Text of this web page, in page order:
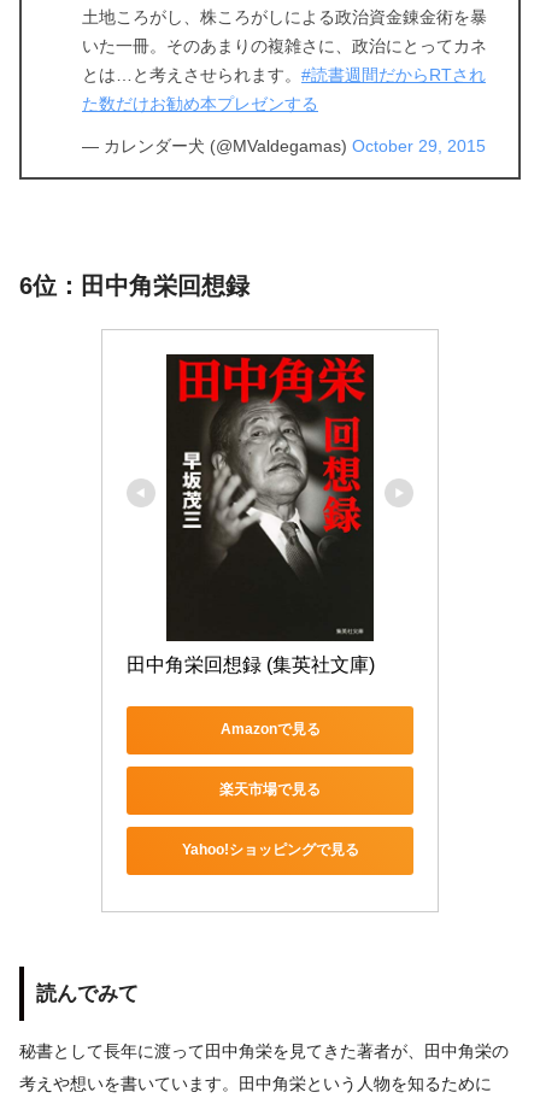
土地ころがし、株ころがしによる政治資金錬金術を暴
いた一冊。そのあまりの複雑さに、政治にとってカネ
とは…と考えさせられます。 #読書週間だからRTされ
た数だけお勧め本プレゼンする
— カレンダー犬 (@MValdegamas) October 29, 2015
6位：田中角栄回想録
田中角栄回想録 (集英社文庫)
Amazonで見る
楽天市場で見る
Yahoo!ショッピングで見る
読んでみて
秘書として長年に渡って田中角栄を見てきた著者が、田中角栄の
考えや想いを書いています。田中角栄という人物を知るために